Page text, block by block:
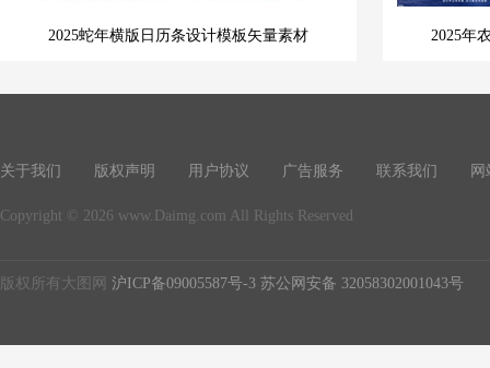
2025蛇年横版日历条设计模板矢量素材 2025年
关于我们 版权声明 用户协议 广告服务 联系我们 网
Copyright © 2026 www.Daimg.com All Rights Reserved
版权所有大图网 沪ICP备09005587号-3 苏公网安备 32058302001043号